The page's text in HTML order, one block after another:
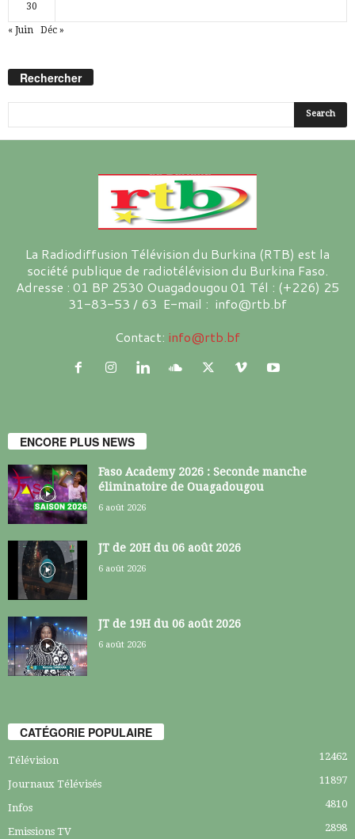
30
« Juin Déc »
Rechercher
La Radiodiffusion Télévision du Burkina (RTB) est la
société publique de radiotélévision du Burkina Faso.
Adresse : 01 BP 2530 Ouagadougou 01 Tél : (+226) 25
31-83-53 / 63 E-mail : info@rtb.bf
Contact: info@rtb.bf
ENCORE PLUS NEWS
Faso Academy 2026 : Seconde manche
éliminatoire de Ouagadougou
6 août 2026
JT de 20H du 06 août 2026
6 août 2026
JT de 19H du 06 août 2026
6 août 2026
CATÉGORIE POPULAIRE
Télévision 12462
Journaux Télévisés 11897
Infos 4810
Emissions TV 2898